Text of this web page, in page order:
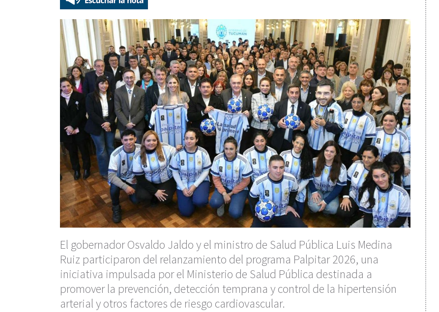
El gobernador Osvaldo Jaldo y el ministro de Salud Pública Luis Medina
Ruiz participaron del relanzamiento del programa Palpitar 2026, una
iniciativa impulsada por el Ministerio de Salud Pública destinada a
promover la prevención, detección temprana y control de la hipertensión
arterial y otros factores de riesgo cardiovascular.